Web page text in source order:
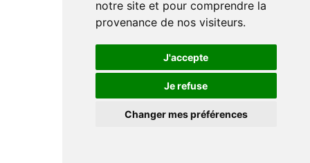
notre site et pour comprendre la
provenance de nos visiteurs.
J'accepte
Je refuse
Changer mes préférences